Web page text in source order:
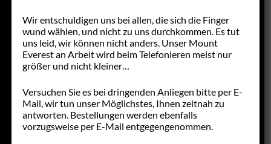
NML & NOS
SCHNICKSCHNACK
FAHRZEUGANGEBOTE
STELLENANGEBOTE
LINKS
Wir entschuldigen uns bei allen, die sich die Finger
wund wählen, und nicht zu uns durchkommen. Es tut
uns leid, wir können nicht anders. Unser Mount
Everest an Arbeit wird beim Telefonieren meist nur
größer und nicht kleiner…
Versuchen Sie es bei dringenden Anliegen bitte per E-
Mail, wir tun unser Möglichstes, Ihnen zeitnah zu
antworten. Bestellungen werden ebenfalls
vorzugsweise per E-Mail entgegengenommen.